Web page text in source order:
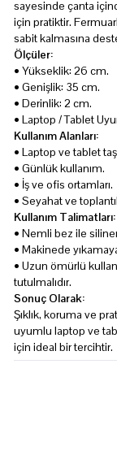
sayesinde çanta
için pratiktir.
sabit kalmasına
Ölçüler:
• Yükseklik: 26 cm.
• Genişlik: 35 cm.
• Derinlik: 2 cm.
• Laptop / Tablet
Kullanım Alanları:
• Laptop ve tablet
• Günlük kullanım.
• İş ve ofis ortamları.
• Seyahat ve
Kullanım Talimatları:
• Nemli bez ile
• Makinede
• Uzun ömürlü
tutulmalıdır.
Sonuç Olarak:
Şıklık, koruma ve
uyumlu laptop ve
için ideal bir tercihtir.